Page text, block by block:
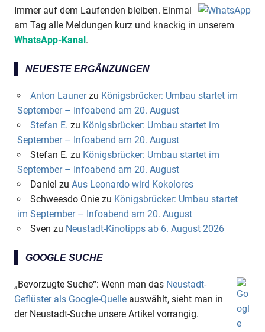
Immer auf dem Laufenden bleiben. Einmal
am Tag alle Meldungen kurz und knackig in unserem
WhatsApp-Kanal .
NEUESTE ERGÄNZUNGEN
Anton Launerzu Königsbrücker: Umbau startet im
September – Infoabend am 20. August
Stefan E. zu Königsbrücker: Umbau startet im
September – Infoabend am 20. August
Stefan E. zu Königsbrücker: Umbau startet im
September – Infoabend am 20. August
Daniel zu Aus Leonardo wird Kokolores
Schweesdo Oniezu Königsbrücker: Umbau startet
im September – Infoabend am 20. August
Sven zu Neustadt-Kinotipps ab 6. August 2026
GOOGLE SUCHE
„Bevorzugte Suche“: Wenn man das Neustadt-
Geflüster als Google-Quelle auswählt, sieht man in
der Neustadt-Suche unsere Artikel vorrangig.